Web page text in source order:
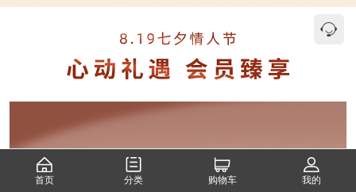
首页 分类 购物车 我的